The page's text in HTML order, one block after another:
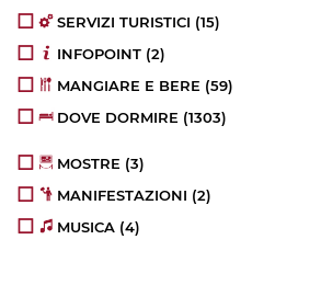
SERVIZI TURISTICI (15)
INFOPOINT (2)
MANGIARE E BERE (59)
DOVE DORMIRE (1303)
MOSTRE (3)
MANIFESTAZIONI (2)
MUSICA (4)